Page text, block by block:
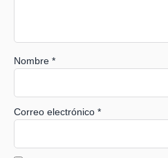
Nombre *
Correo electrónico *